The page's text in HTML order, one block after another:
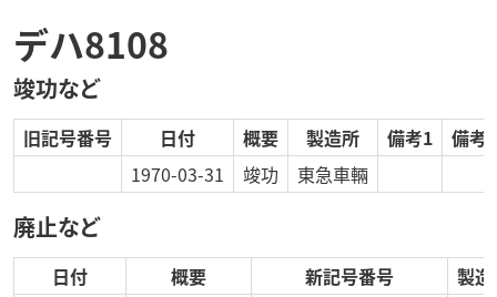
デハ8108
竣功など
旧記号番号 日付 概要 製造所 備考1
備考2
1970-03-31
竣功 東急車輛
廃止など
日付 概要 新記号番号
製